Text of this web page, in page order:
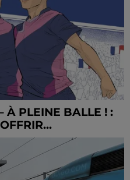
À PLEINE BALLE ! :